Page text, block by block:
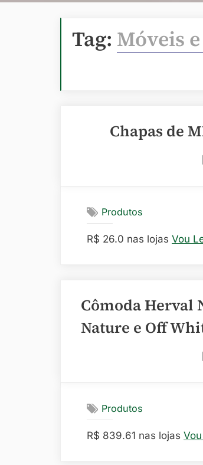
Tag: Móveis
Chapas de
Produtos
R$ 26.0 nas lojas Vou
Cômoda Herval
Nature e Off
Produtos
R$ 839.61 nas lojas